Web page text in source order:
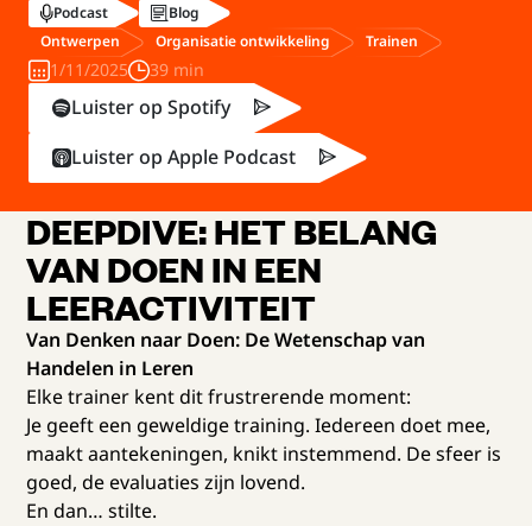
DEEPDIVE: HET BELANG
VAN DOEN IN EEN
LEERACTIVITEIT
Van Denken naar Doen: De Wetenschap van
Handelen in Leren
Elke trainer kent dit frustrerende moment:
Je geeft een geweldige training. Iedereen doet mee,
maakt aantekeningen, knikt instemmend. De sfeer is
goed, de evaluaties zijn lovend.
En dan… stilte.
Podcast
Blog
Ontwerpen
Organisatie ontwikkeling Trainen
1/11/2025 39 min
Luister op Spotify
Luister op Apple Podcast